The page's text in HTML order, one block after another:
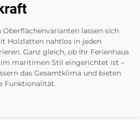
Oberflächenvarianten lassen sich
Holzlatten nahtlos in jeden
Ganz gleich, ob Ihr Ferienhaus
maritimen Stil eingerichtet ist –
das Gesamtklima und bieten
Funktionalität.